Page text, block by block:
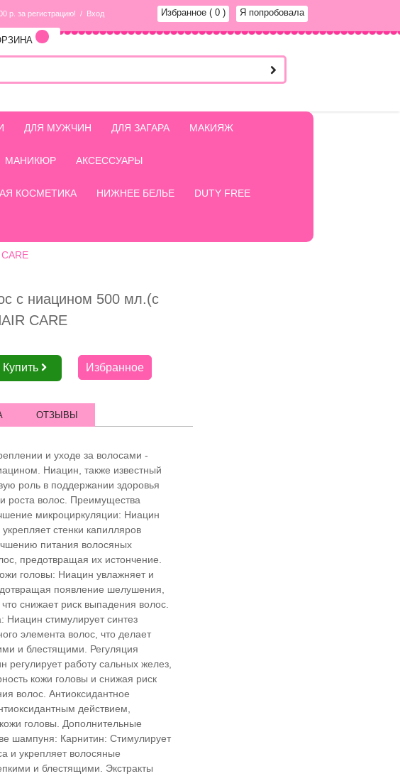
р. за регистрацию! / Вход Избранное ( 0 ) Я попробовала
ДЛЯ МУЖЧИН ДЛЯ ЗАГАРА МАКИЯЖ
МАНИКЮР АКСЕССУАРЫ
КОСМЕТИКА НИЖНЕЕ БЕЛЬЕ DUTY FREE
с ниацином 500 мл.(с
CARE
Купить Избранное
ОТЗЫВЫ
и уходе за волосами -
Ниацин, также известный
роль в поддержании здоровья
роста волос. Преимущества
микроциркуляции: Ниацин
стенки капилляров
питания волосяных
предотвращая их истончение.
головы: Ниацин увлажняет и
появление шелушения,
снижает риск выпадения волос.
Ниацин стимулирует синтез
элемента волос, что делает
и блестящими. Регуляция
работу сальных желез,
кожи головы и снижая риск
волос. Антиоксидантное
действием,
головы. Дополнительные
шампуня: Карнитин: Стимулирует
и укрепляет волосяные
и блестящими. Экстракты